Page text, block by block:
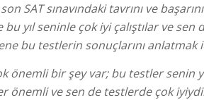
SAT sınavındaki tavrını ve
bu yıl seninle çok iyi çalıştılar ve
bu testlerin sonuçlarını anlatmak
önemli bir şey var; bu testler senin
önemli ve sen de testlerde çok